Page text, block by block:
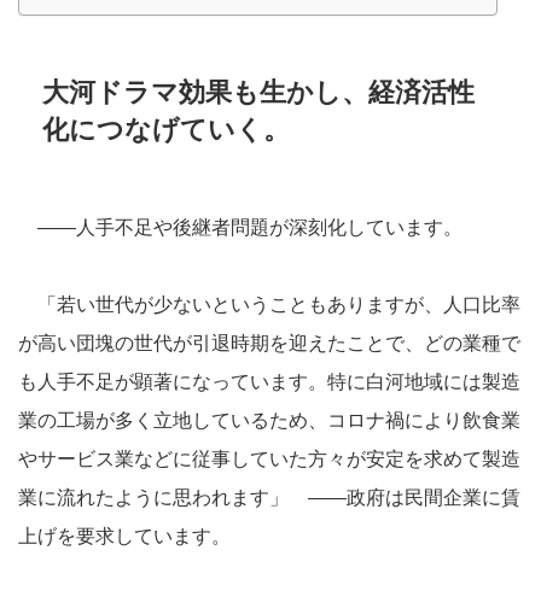
大河ドラマ効果も生かし、経済活性
化につなげていく。
――人手不足や後継者問題が深刻化しています。
「若い世代が少ないということもありますが、人口比率
が高い団塊の世代が引退時期を迎えたことで、どの業種で
も人手不足が顕著になっています。特に白河地域には製造
業の工場が多く立地しているため、コロナ禍により飲食業
やサービス業などに従事していた方々が安定を求めて製造
業に流れたように思われます」 ――政府は民間企業に賃
上げを要求しています。